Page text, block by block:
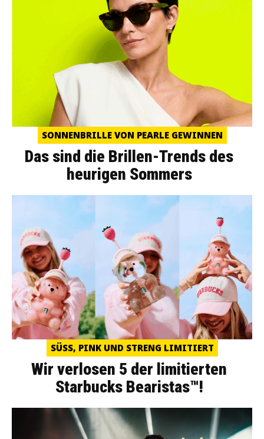
SONNENBRILLE VON PEARLE GEWINNEN
Das sind die Brillen-Trends des
heurigen Sommers
SÜSS, PINK UND STRENG LIMITIERT
Wir verlosen 5 der limitierten
Starbucks Bearistas™!